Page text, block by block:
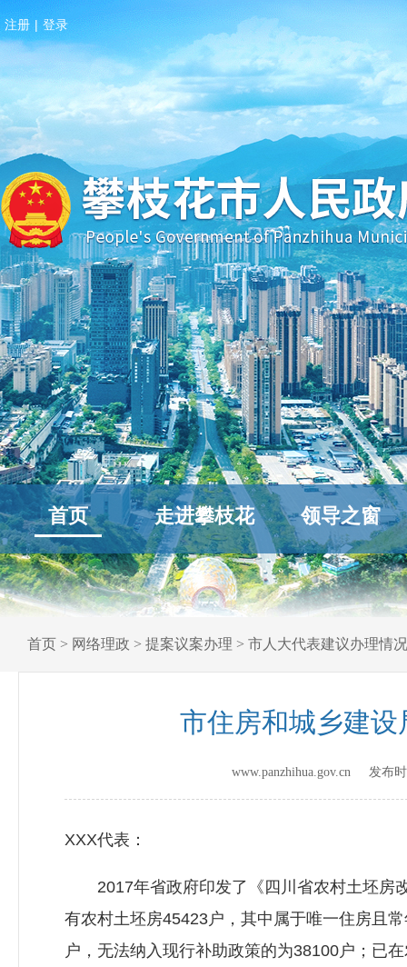
注册 | 登录
首页 走进攀枝花 领导之窗
首页 > 网络理政 > 提案议案办理 > 市人大代表建议办理情况
市住房和城乡建
www.panzhihua.gov.cn 发布
XXX代表：
2017年省政府印发了《四川省农村土坯房改
有农村土坯房45423户，其中属于唯一住房且
户，无法纳入现行补助政策的为38100户；已